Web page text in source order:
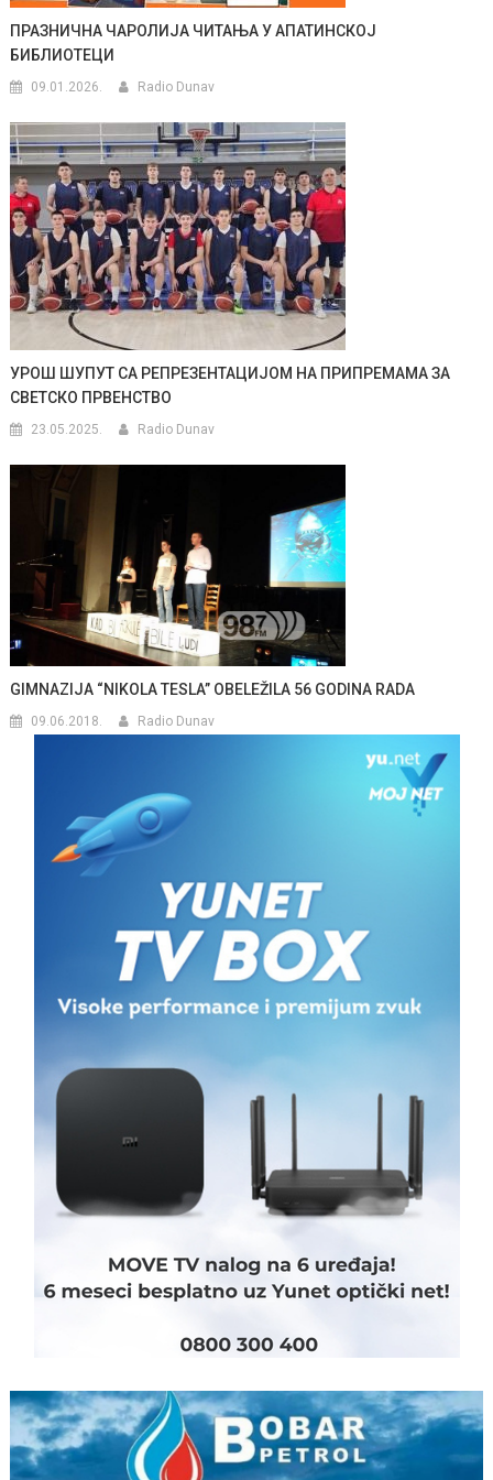
ПРАЗНИЧНA ЧАРОЛИЈА ЧИТАЊА У АПАТИНСКОЈ
БИБЛИОТЕЦИ
09.01.2026. Radio Dunav
УРОШ ШУПУТ СА РЕПРЕЗЕНТАЦИЈОМ НА ПРИПРЕМАМА ЗА
СВЕТСКО ПРВЕНСТВО
23.05.2025. Radio Dunav
GIMNAZIJA “NIKOLA TESLA” OBELEŽILA 56 GODINA RADA
09.06.2018. Radio Dunav